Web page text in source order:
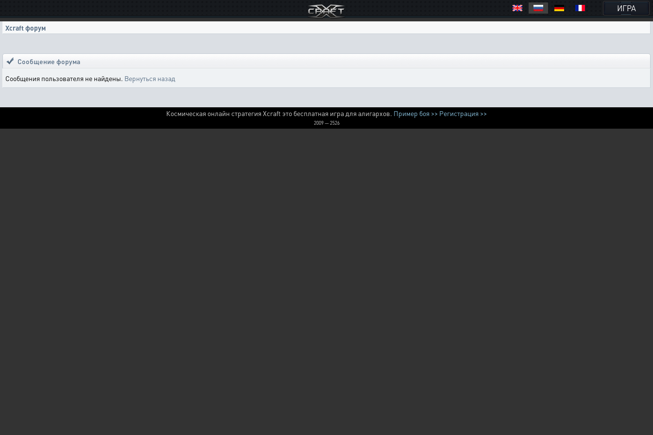
ИГРА
Xcraft форум
Сообщение форума
Сообщения пользователя не найдены. Вернуться назад
Космическая онлайн стратегия Xcraft это бесплатная игра для алигархов. Пример боя >> Регистрация >>
2009 — 2526